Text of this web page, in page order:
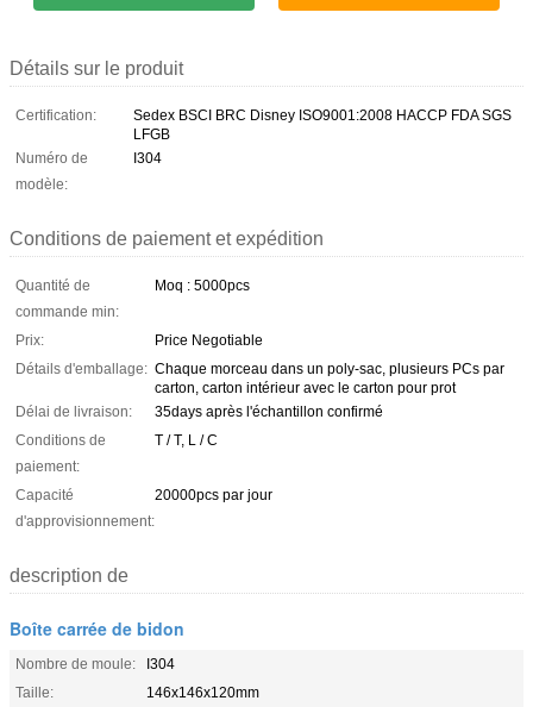
Détails sur le produit
Certification:
Sedex BSCI BRC Disney ISO9001:2008 HACCP FDA SGS
LFGB
Numéro de
modèle:
I304
Conditions de paiement et expédition
Quantité de
commande min:
Moq : 5000pcs
Prix:
Price Negotiable
Détails d'emballage: Chaque morceau dans un poly-sac, plusieurs PCs par
carton, carton intérieur avec le carton pour prot
Délai de livraison:
35days après l'échantillon confirmé
Conditions de
paiement:
T / T, L / C
Capacité
d'approvisionnement:
20000pcs par jour
description de
Boîte carrée de bidon
Nombre de moule:
I304
Taille:
146x146x120mm